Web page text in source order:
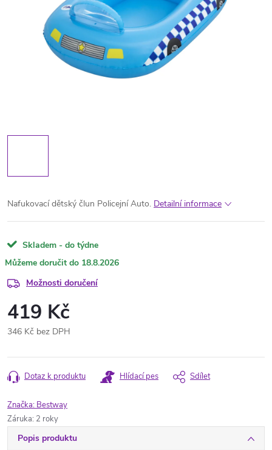
Nafukovací dětský člun Policejní Auto. Detailní informace
Skladem - do týdne
18.8.2026
Možnosti doručení
419 Kč
346 Kč bez DPH
cena:
Dotaz k produktu Hlídací pes Sdílet
Značka: Bestway
Záruka: 2 roky
Popis produktu